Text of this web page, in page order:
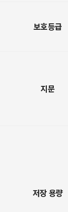
보호등급
지문
저장 용량